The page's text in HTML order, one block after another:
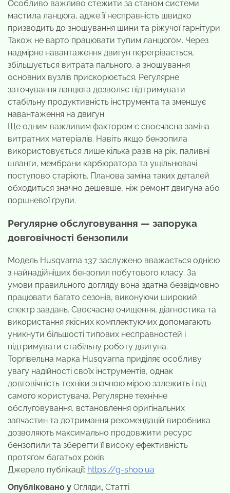
Особливо важливо стежити за станом системи
мастила ланцюга, адже її несправність швидко
призводить до зношування шини та ріжучої гарнітури.
Також не варто працювати тупим ланцюгом. Через
надмірне навантаження двигун перегрівається,
збільшується витрата пального, а зношування
основних вузлів прискорюється. Регулярне
заточування ланцюга дозволяє підтримувати
стабільну продуктивність інструмента та зменшує
навантаження на двигун.
Ще одним важливим фактором є своєчасна заміна
витратних матеріалів. Навіть якщо бензопила
використовується лише кілька разів на рік, паливні
шланги, мембрани карбюратора та ущільнювачі
поступово старіють. Планова заміна таких деталей
обходиться значно дешевше, ніж ремонт двигуна або
поршневої групи.
Регулярне обслуговування — запорука
довговічності бензопили
Модель Husqvarna 137 заслужено вважається однією
з найнадійніших бензопил побутового класу. За
умови правильного догляду вона здатна безвідмовно
працювати багато сезонів, виконуючи широкий
спектр завдань. Своєчасне очищення, діагностика та
використання якісних комплектуючих допомагають
уникнути більшості типових несправностей і
підтримувати стабільну роботу двигуна.
Торгівельна марка Husqvarna приділяє особливу
увагу надійності своїх інструментів, однак
довговічність техніки значною мірою залежить і від
самого користувача. Регулярне технічне
обслуговування, встановлення оригінальних
запчастин та дотримання рекомендацій виробника
дозволяють максимально продовжити ресурс
бензопили та зберегти її високу ефективність
протягом багатьох років.
Джерело публікації: https://g-shop.ua
Опубліковано у Огляди, Статті